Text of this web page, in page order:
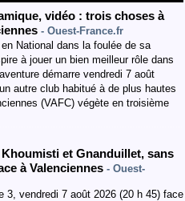
vidéo : trois choses à
- Ouest-France.fr
National dans la foulée de sa
à jouer un bien meilleur rôle dans
démarre vendredi 7 août
autre club habitué à de plus hautes
(VAFC) végète en troisième
Khoumisti et Gnanduillet, sans
à Valenciennes - Ouest-
3, vendredi 7 août 2026 (20 h 45) face